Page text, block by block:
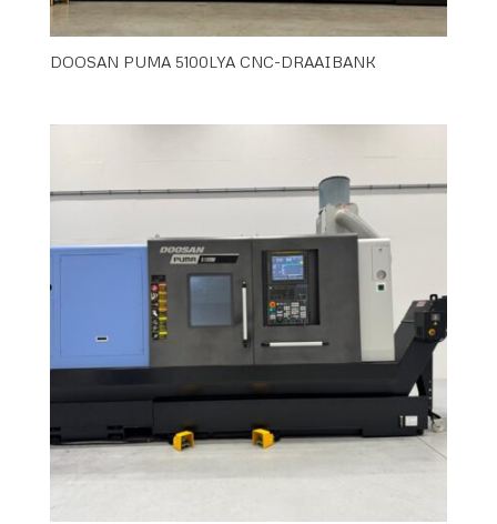
DOOSAN PUMA 5100LYA CNC-DRAAIBANK